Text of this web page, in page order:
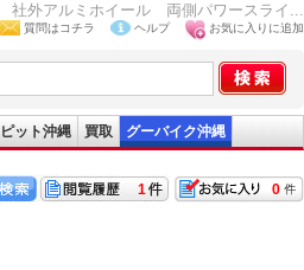
外アルミホイール 両側パワースライ...
質問はコチラ ヘルプ お気に入りに追加
ット沖縄 買取 グーバイク沖縄
0
1